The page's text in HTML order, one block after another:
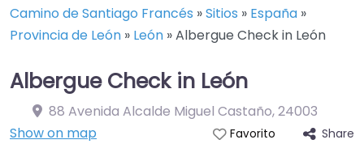
Camino de Santiago Francés »Sitios » España »
Provincia de León » León »Albergue Check in León
Albergue Check in León
88 Avenida Alcalde Miguel Castaño,24003
Show on map
Favorito Share